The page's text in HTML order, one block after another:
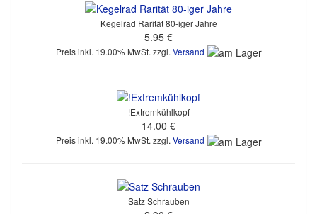
Kegelrad Rarität 80-iger Jahre
5.95 €
Preis inkl. 19.00% MwSt. zzgl. Versand
!Extremkühlkopf
14.00 €
Preis inkl. 19.00% MwSt. zzgl. Versand
Satz Schrauben